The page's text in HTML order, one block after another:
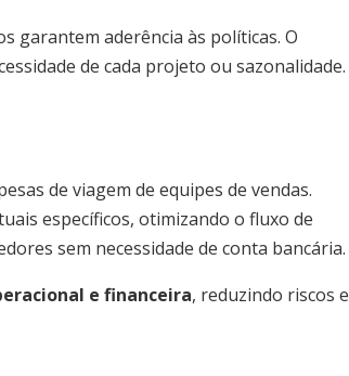
garantem aderência às políticas. O
de cada projeto ou sazonalidade.
de viagem de equipes de vendas.
específicos, otimizando o fluxo de
sem necessidade de conta bancária.
e financeira, reduzindo riscos e